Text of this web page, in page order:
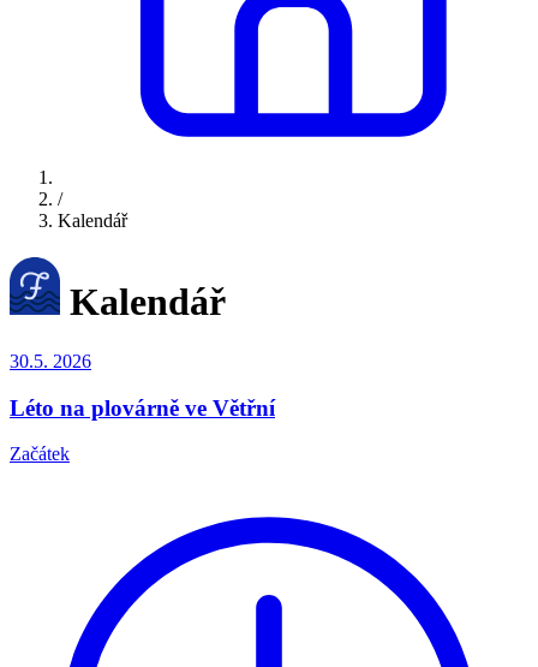
/
Kalendář
Kalendář
30.5. 2026
Léto na plovárně ve Větřní
Začátek